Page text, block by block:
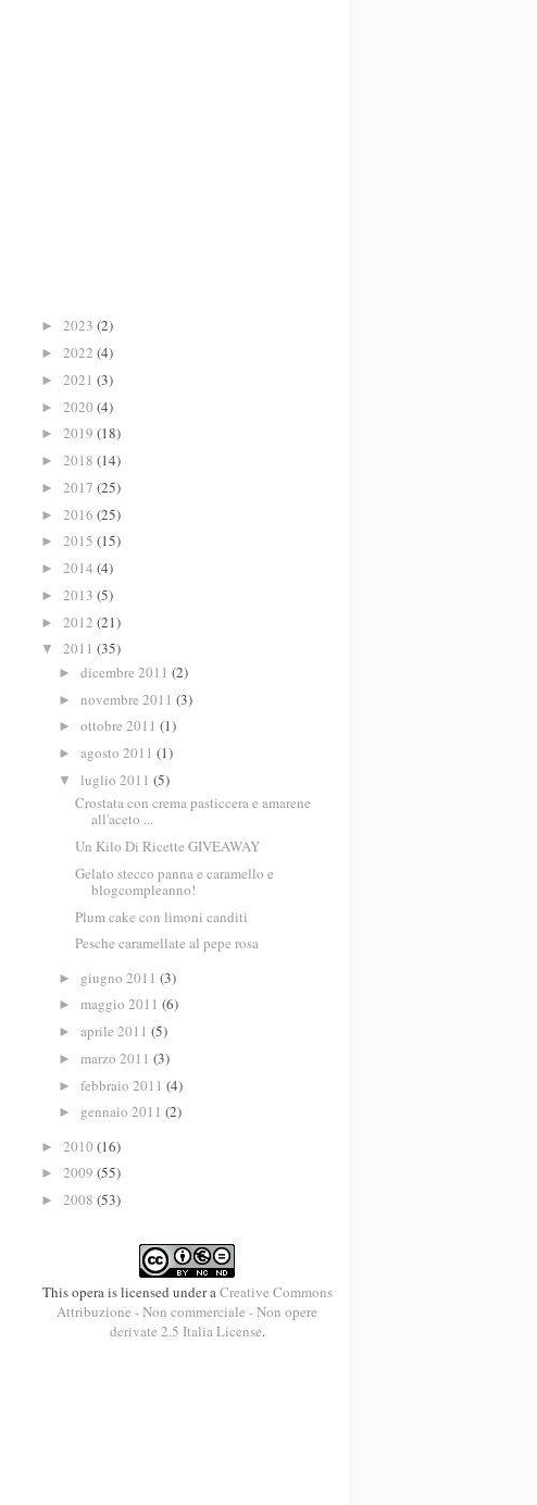
► 2023 (2)
► 2022 (4)
► 2021 (3)
► 2020 (4)
► 2019 (18)
► 2018 (14)
► 2017 (25)
► 2016 (25)
► 2015 (15)
► 2014 (4)
► 2013 (5)
► 2012 (21)
▼ 2011 (35)
► dicembre 2011 (2)
► novembre 2011 (3)
► ottobre 2011 (1)
► agosto 2011 (1)
▼ luglio 2011 (5)
Crostata con crema pasticcera e amarene
all'aceto ...
Un Kilo Di Ricette GIVEAWAY
Gelato stecco panna e caramello e
blogcompleanno!
Plum cake con limoni canditi
Pesche caramellate al pepe rosa
► giugno 2011 (3)
► maggio 2011 (6)
► aprile 2011 (5)
► marzo 2011 (3)
► febbraio 2011 (4)
► gennaio 2011 (2)
► 2010 (16)
► 2009 (55)
► 2008 (53)
This opera is licensed under aCreative Commons
Attribuzione - Non commerciale - Non opere
derivate 2.5 Italia License.